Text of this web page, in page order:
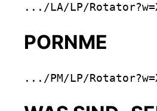
.../LA/LP/
PORNME
.../PM/LP/